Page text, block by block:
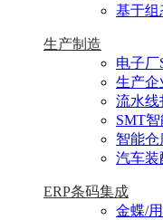
基于组
生产制造
电子
生产企
流水线
SMT
智能
汽车装
ERP条码集成
金蝶/